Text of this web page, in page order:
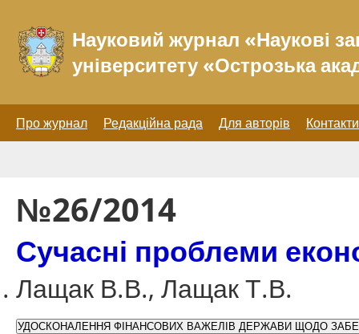
Науковий журнал «Наукові
університету «Острозька
Про журнал Редакційна рада Для авторів Контакти
№26/2014
Сучасні проблеми
Лащак В.В., Лащак Т.В.
УДОСКОНАЛЕННЯ ФІНАНСОВИХ ВАЖЕЛІВ ДЕРЖАВИ ЩОДО